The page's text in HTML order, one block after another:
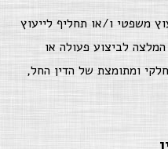
משפטי ו/או תחליף לייעוץ
לביצוע פעולה או
ומתומצת של הדין החל,